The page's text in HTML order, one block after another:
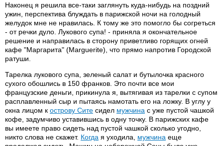
Наконец я решила все-таки заглянуть куда-нибудь на поздний
ужин, перспектива блуждать в парижской ночи на голодный
желудок мне не нравилась. К тому же это помогло бы согреться
- от речки дуло. Лукового супа! - приняла я окончательное
решение и направилась в сторону приветливо горящих огней
кафе "Маргарита" (Marguerite), что прямо напротив Городской
ратуши.
Тарелка лукового супа, зеленый салат и бутылочка красного
сухого обошлись в 150 франков. Это почти все мои
французские деньги, прикинула я, вытягивая из тарелки с супом
расплавленный сыр и пытаясь намотать его на ложку. В углу у
окна лицом к острову Сите сидел мужчина с уже пустой чашкой
кофе, задумчиво уставившись в одну точку. В парижских кафе
вы имеете право сидеть над пустой чашкой сколько угодно,
никто слова не скажет. Когда я уходила, мужчина еще